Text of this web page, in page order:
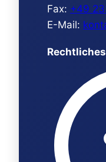
Fax: +49
E-Mail:
Rechtliches